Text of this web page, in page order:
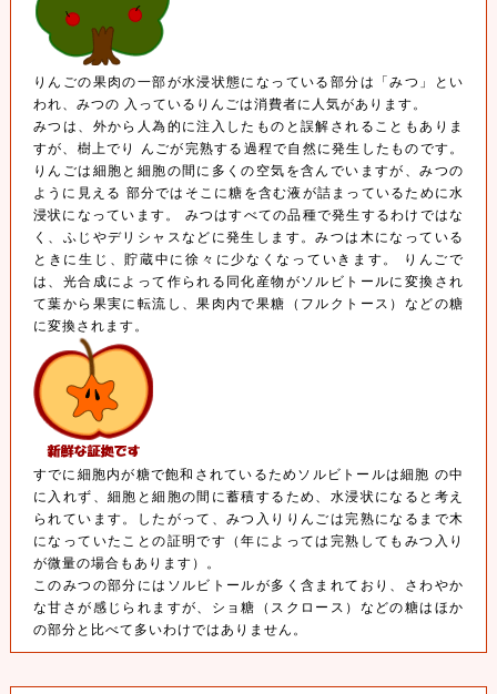
りんごの果肉の一部が水浸状態になっている部分は「みつ」とい
われ、みつの 入っているりんごは消費者に人気があります。
みつは、外から人為的に注入したものと誤解されることもありま
すが、樹上でり んごが完熟する過程で自然に発生したものです。
りんごは細胞と細胞の間に多くの空気を含んでいますが、みつの
ように見える 部分ではそこに糖を含む液が詰まっているために水
浸状になっています。 みつはすべての品種で発生するわけではな
く、ふじやデリシャスなどに発生します。みつは木になっている
ときに生じ、貯蔵中に徐々に少なくなっていきます。 りんごで
は、光合成によって作られる同化産物がソルビトールに変換され
て葉から果実に転流し、果肉内で果糖（フルクトース）などの糖
に変換されます。
すでに細胞内が糖で飽和されているためソルビトールは細胞 の中
に入れず、細胞と細胞の間に蓄積するため、水浸状になると考え
られています。したがって、みつ入りりんごは完熟になるまで木
になっていたことの証明です（年によっては完熟してもみつ入り
が微量の場合もあります）。
このみつの部分にはソルビトールが多く含まれており、さわやか
な甘さが感じられますが、ショ糖（スクロース）などの糖はほか
の部分と比べて多いわけではありません。